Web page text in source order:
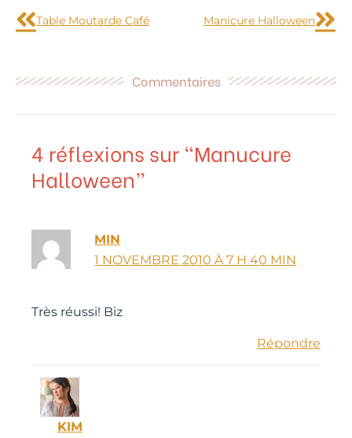
Table Moutarde Café Manicure Halloween
Commentaires
4 réflexions sur “Manucure
Halloween”
MIN
1 NOVEMBRE 2010 À 7 H 40 MIN
Très réussi! Biz
Répondre
KIM